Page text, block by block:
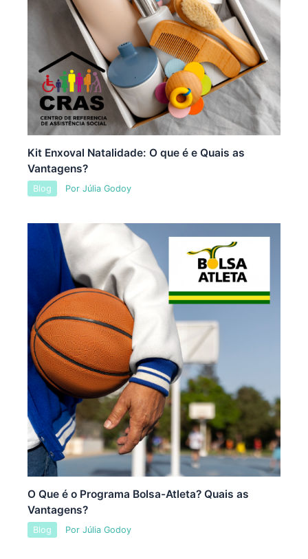
Kit Enxoval Natalidade: O que é e Quais as
Vantagens?
Blog Por Júlia Godoy
O Que é o Programa Bolsa-Atleta? Quais as
Vantagens?
Blog Por Júlia Godoy